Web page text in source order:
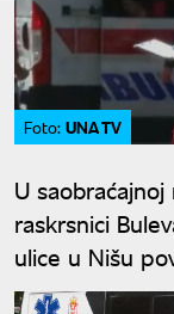
Foto: UNA TV
U saobraćajnoj
raskrsnici
ulice u Nišu